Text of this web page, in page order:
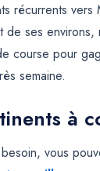
récurrents vers
ses environs,
course pour
semaine.
à
vous